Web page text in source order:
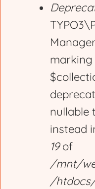
nullable
instead
19of
/mnt/
/